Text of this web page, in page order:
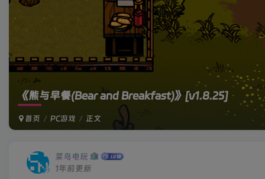
《熊与早餐(Bear and Breakfast)》 [v1.8.25]
首页 PC游戏 正文
菜鸟电玩
1年前更新